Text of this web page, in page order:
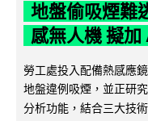
地盤偷吸煙難
感無人機 擬
勞工處投入配備熱感應
地盤違例吸煙，並正研
分析功能，結合三大技